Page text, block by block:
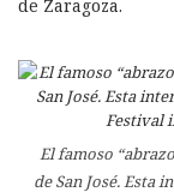
de Zaragoza.
El famoso
de San José.